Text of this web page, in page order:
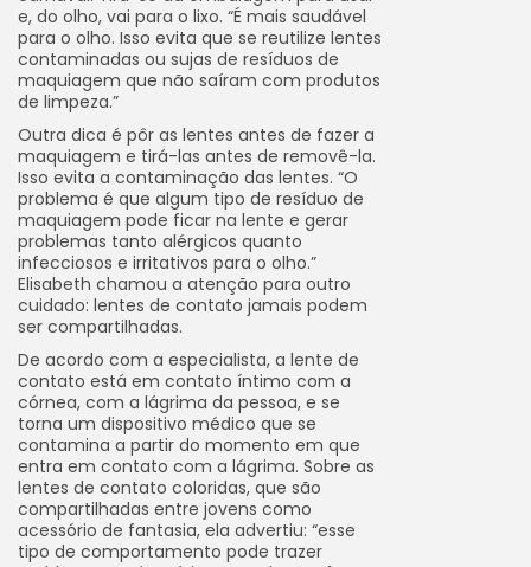
e, do olho, vai para o lixo. “É mais saudável
para o olho. Isso evita que se reutilize lentes
contaminadas ou sujas de resíduos de
maquiagem que não saíram com produtos
de limpeza.”
Outra dica é pôr as lentes antes de fazer a
maquiagem e tirá-las antes de removê-la.
Isso evita a contaminação das lentes. “O
problema é que algum tipo de resíduo de
maquiagem pode ficar na lente e gerar
problemas tanto alérgicos quanto
infecciosos e irritativos para o olho.”
Elisabeth chamou a atenção para outro
cuidado: lentes de contato jamais podem
ser compartilhadas.
De acordo com a especialista, a lente de
contato está em contato íntimo com a
córnea, com a lágrima da pessoa, e se
torna um dispositivo médico que se
contamina a partir do momento em que
entra em contato com a lágrima. Sobre as
lentes de contato coloridas, que são
compartilhadas entre jovens como
acessório de fantasia, ela advertiu: “esse
tipo de comportamento pode trazer